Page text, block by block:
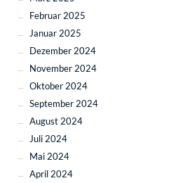
Februar 2025
Januar 2025
Dezember 2024
November 2024
Oktober 2024
September 2024
August 2024
Juli 2024
Mai 2024
April 2024